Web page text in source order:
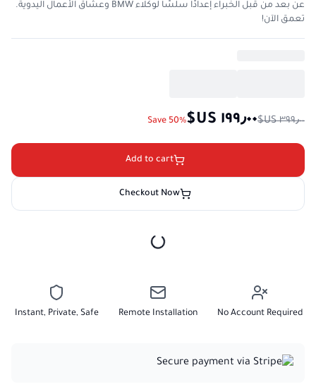
عن بعد من قبل الخبراء إعدادًا سلسًا لوكلاء BMW وعشاق الأعمال اليدوية.
تعمق الآن!
Save 50%
Add to cart
Checkout Now
No Account Required
Remote Installation
Instant, Private, Safe